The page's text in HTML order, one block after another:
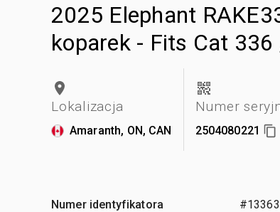
2025 Elephant
koparek - Fits Cat
Lokalizacja
Amaranth, ON, CAN
Numer
2504080221
Numer identyfikatora